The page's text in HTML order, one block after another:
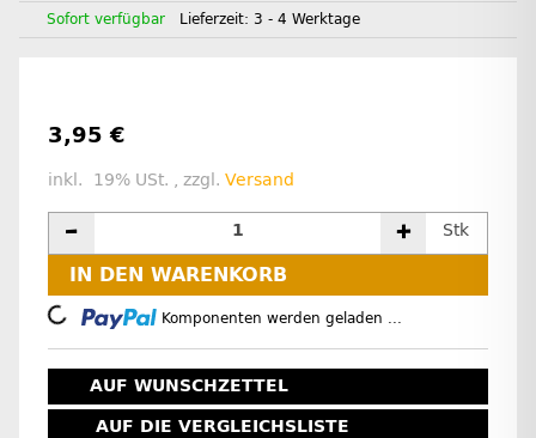
Sofort verfügbar Lieferzeit: 3 - 4 Werktage
3,95 €
inkl. 19% USt. , zzgl. Versand
Stk
IN DEN WARENKORB
Loading... Komponenten werden geladen ...
AUF WUNSCHZETTEL
AUF DIE VERGLEICHSLISTE